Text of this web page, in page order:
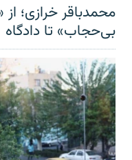
محمدباقر خرازی؛
بی‌حجاب» تا دادگاه